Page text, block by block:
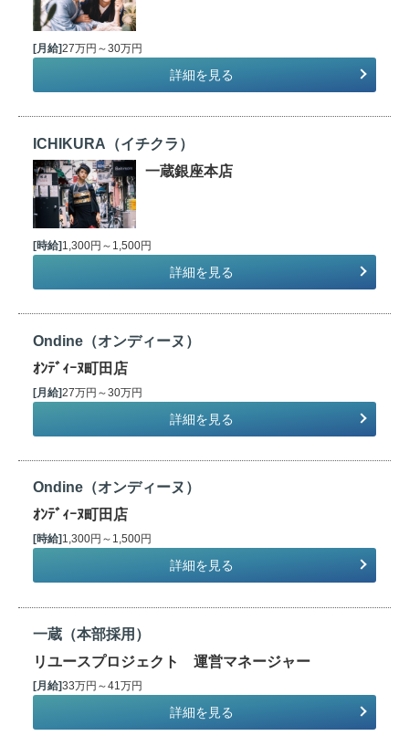
[月給]27万円～30万円
詳細を見る
ICHIKURA（イチクラ）
一蔵銀座本店
[時給] 1,300円～1,500円
詳細を見る
Ondine（オンディーヌ）
ｵﾝﾃﾞｨｰﾇ町田店
[月給]27万円～30万円
詳細を見る
Ondine（オンディーヌ）
ｵﾝﾃﾞｨｰﾇ町田店
[時給] 1,300円～1,500円
詳細を見る
一蔵（本部採用）
リユースプロジェクト 運営マネージャー
[月給]33万円～41万円
詳細を見る